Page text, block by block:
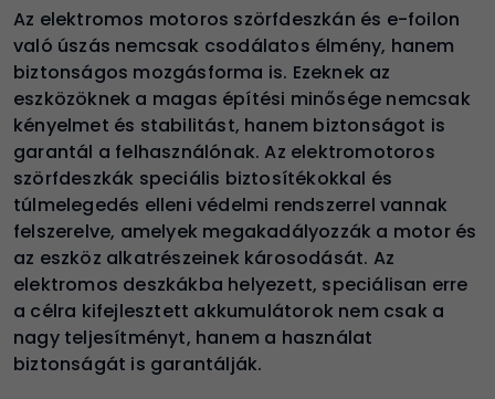
Az elektromos motoros szörfdeszkán és e-foilon
való úszás nemcsak csodálatos élmény, hanem
biztonságos mozgásforma is. Ezeknek az
eszközöknek a magas építési minősége nemcsak
kényelmet és stabilitást, hanem biztonságot is
garantál a felhasználónak. Az elektromotoros
szörfdeszkák speciális biztosítékokkal és
túlmelegedés elleni védelmi rendszerrel vannak
felszerelve, amelyek megakadályozzák a motor és
az eszköz alkatrészeinek károsodását. Az
elektromos deszkákba helyezett, speciálisan erre
a célra kifejlesztett akkumulátorok nem csak a
nagy teljesítményt, hanem a használat
biztonságát is garantálják.